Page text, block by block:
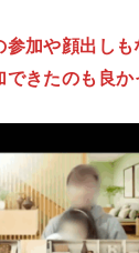
参加や顔出し
きたのも良か